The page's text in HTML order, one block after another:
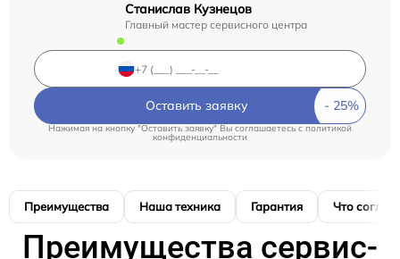
Станислав Кузнецов
Главный мастер сервисного центра
Оставить заявку
Нажимая на кнопку "Оставить заявку" Вы соглашаетесь cполитикой
конфиденциальности
Преимущества Наша техника Гарантия Что
Преимущества сервис-